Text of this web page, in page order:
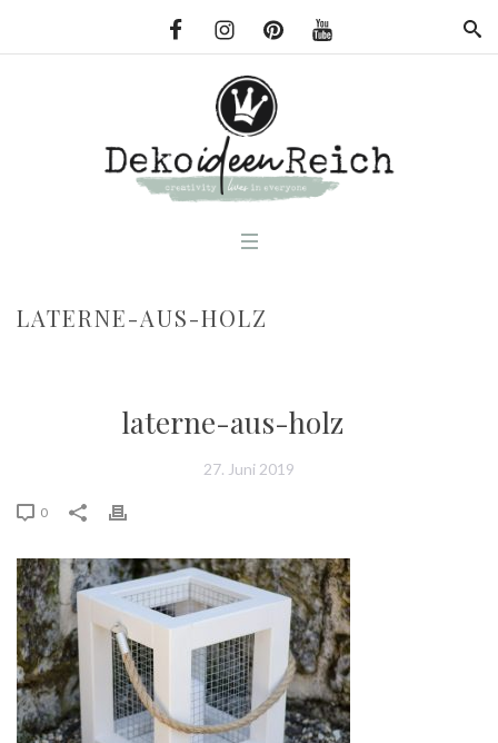
LATERNE-AUS-HOLZ
laterne-aus-holz
27. Juni 2019
0